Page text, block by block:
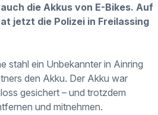
die Akkus von E-Bikes. Auf
jetzt die Polizei in Freilassing
stahl ein Unbekannter in Ainring
den Akku. Der Akku war
gesichert – und trotzdem
und mitnehmen.